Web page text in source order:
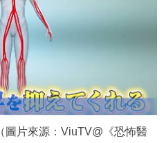
圖片來源：ViuTV@《恐怖醫